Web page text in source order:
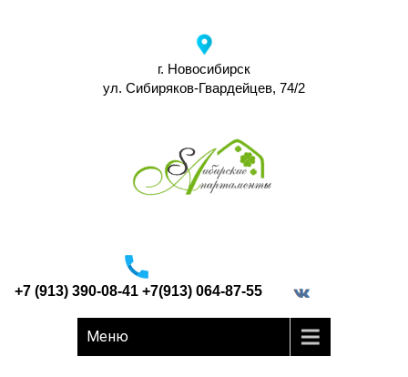
г. Новосибирск
ул. Сибиряков-Гвардейцев, 74/2
+7 (913) 390-08-41 +7(913) 064-87-55
Меню